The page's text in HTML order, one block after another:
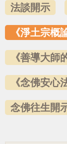
法談開示
《淨土宗概
《善導大師
《念佛安心
念佛往生開